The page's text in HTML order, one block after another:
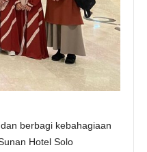
berbagi kebahagiaan
Hotel Solo